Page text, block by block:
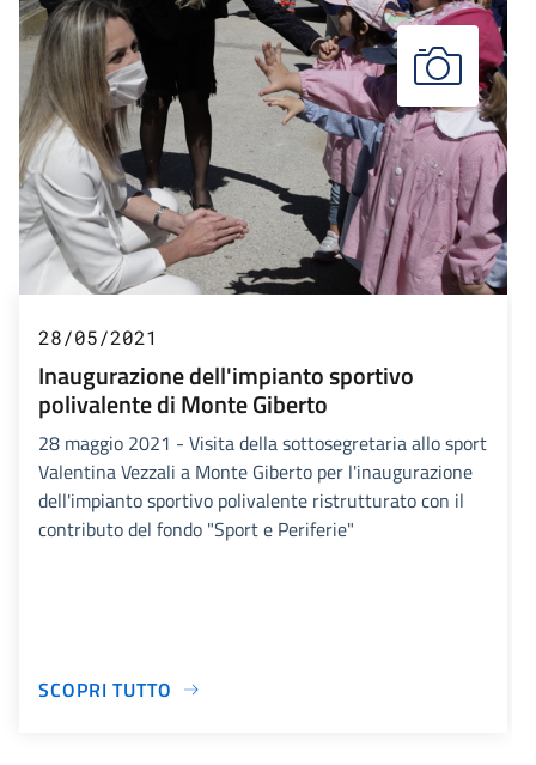
28/05/2021
Inaugurazione dell'impianto sportivo
polivalente di Monte Giberto
28 maggio 2021 - Visita della sottosegretaria allo sport
Valentina Vezzali a Monte Giberto per l'inaugurazione
dell'impianto sportivo polivalente ristrutturato con il
contributo del fondo "Sport e Periferie"
SCOPRI TUTTO